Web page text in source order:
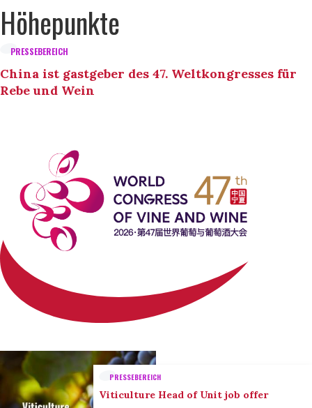
Höhepunkte
PRESSEBEREICH
China ist gastgeber des 47. Weltkongresses für
Rebe und Wein
PRESSEBEREICH
Viticulture Head of Unit job offer